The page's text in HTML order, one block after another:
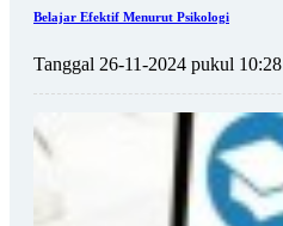
Belajar Efektif Menurut Psikologi
Tanggal 26-11-2024 pukul 10:28